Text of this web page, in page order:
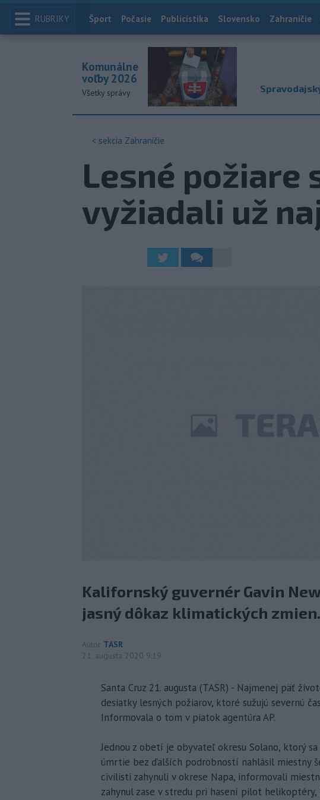
RUBRIKY Index
Šport Počasie Publicistika Slovensko Zahraničie
Komunálne
voľby 2026
Všetky správy
< sekcia Zahraničie
Lesné požiare
vyžiadali už
Kalifornský guvernér Gavin
jasný dôkaz klimatických zmien.
Autor TASR
21. augusta 2020 9:19
Santa Cruz 21. augusta (TASR) - Najmenej päť
desiatky lesných požiarov, ktoré sužujú severnú
Informovala o tom v piatok agentúra AP.
Jednou z obetí je obyvateľ okresu Solano, ktorý
úmrtie bez ďalších podrobností nahlásil miestny
civilisti zahynuli v okrese Napa, informovali
zahynul zase v stredu pri hasení pilot helikoptéry,